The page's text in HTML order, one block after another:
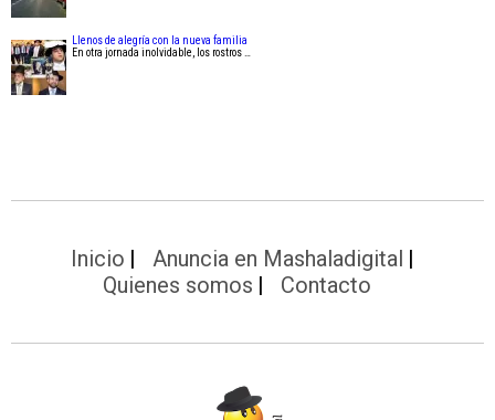
Llenos de alegría con la nueva familia
En otra jornada inolvidable, los rostros …
Inicio
Anuncia en Mashaladigital
Quienes somos
Contacto